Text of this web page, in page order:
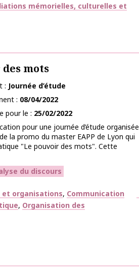
mémorielles, culturelles et
mots
Journée d’étude
08/04/2022
pour le
25/02/2022
pour une journée d’étude organisée
la promo du master EAPP de Lyon qui
"Le pouvoir des mots". Cette
du discours
et organisations Communication
Organisation des